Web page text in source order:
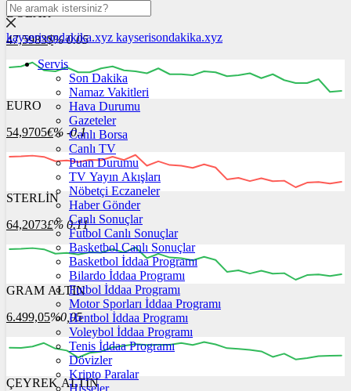
DOLAR
47,5983$% 0.05
12:00 13:00 14:00
EURO
54,9705€% -0.1
12:00 13:00 14:00
STERLİN
64,2073£% 0.11
12:00 13:00 14:00
GRAM ALTIN
6.499,05%0,05
12:00 13:00
ÇEYREK ALTIN
kayserisondakika.xyz kayserisondakika.xyz
Servis
Son Dakika
Namaz Vakitleri
Hava Durumu
Gazeteler
Canlı Borsa
Canlı TV
Puan Durumu
TV Yayın Akışları
Nöbetçi Eczaneler
Haber Gönder
Canlı Sonuçlar
Futbol Canlı Sonuçlar
Basketbol Canlı Sonuçlar
Basketbol İddaa Programı
Bilardo İddaa Programı
Futbol İddaa Programı
Motor Sporları İddaa Programı
Hentbol İddaa Programı
Voleybol İddaa Programı
Tenis İddaa Programı
Dövizler
Kripto Paralar
Hisseler